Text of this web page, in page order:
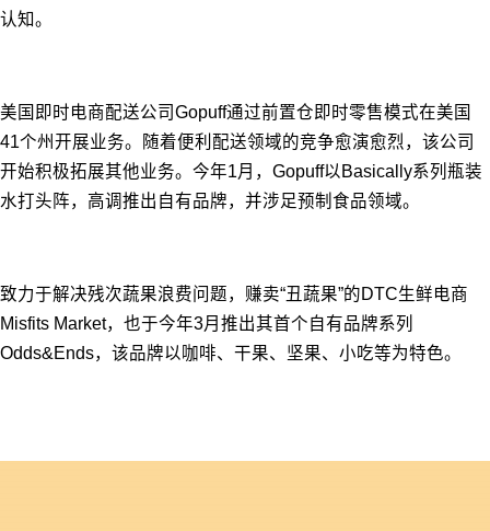
认知。
美国即时电商配送公司Gopuff通过前置仓即时零售模式在美国
41个州开展业务。随着便利配送领域的竞争愈演愈烈，该公司
开始积极拓展其他业务。今年1月，Gopuff以Basically系列瓶装
水打头阵，高调推出自有品牌，并涉足预制食品领域。
致力于解决残次蔬果浪费问题，赚卖“丑蔬果”的DTC生鲜电商
Misfits Market，也于今年3月推出其首个自有品牌系列
Odds&Ends，该品牌以咖啡、干果、坚果、小吃等为特色。